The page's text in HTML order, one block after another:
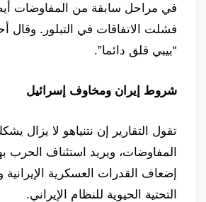
في مراحل سابقة من المفاوضات
فشلت الاتفاقات في التبلور. وقال
“بيبي قلق دائما”.
شروط إيران ومخاوف إسرائيل
تقول التقارير إن نتنياهو لا يزال
المفاوضات، ويريد استئناف الحرب
إضعاف القدرات العسكرية الإيرانية
التحتية الحيوية للنظام الإيراني.